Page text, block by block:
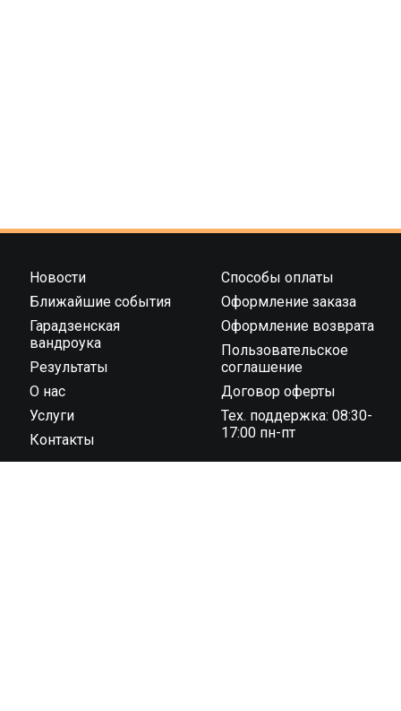
Новости
Ближайшие события
Гарадзенская
вандроука
Результаты
О нас
Услуги
Контакты
Способы оплаты
Оформление заказа
Оформление возврата
Пользовательское
соглашение
Договор оферты
Тех. поддержка: 08:30-
17:00 пн-пт